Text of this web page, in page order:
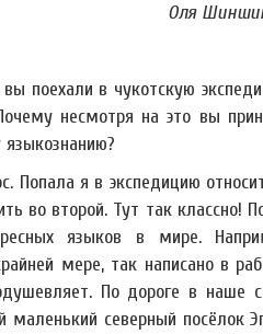
Оля
поехали в чукотскую
несмотря на это вы
Попала я в экспедицию
во второй. Тут так
языков в мире.
мере, так написано в
По дороге в наше
маленький северный посёлок